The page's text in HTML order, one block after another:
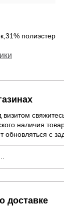
полиэстер
наличия
с
доставке